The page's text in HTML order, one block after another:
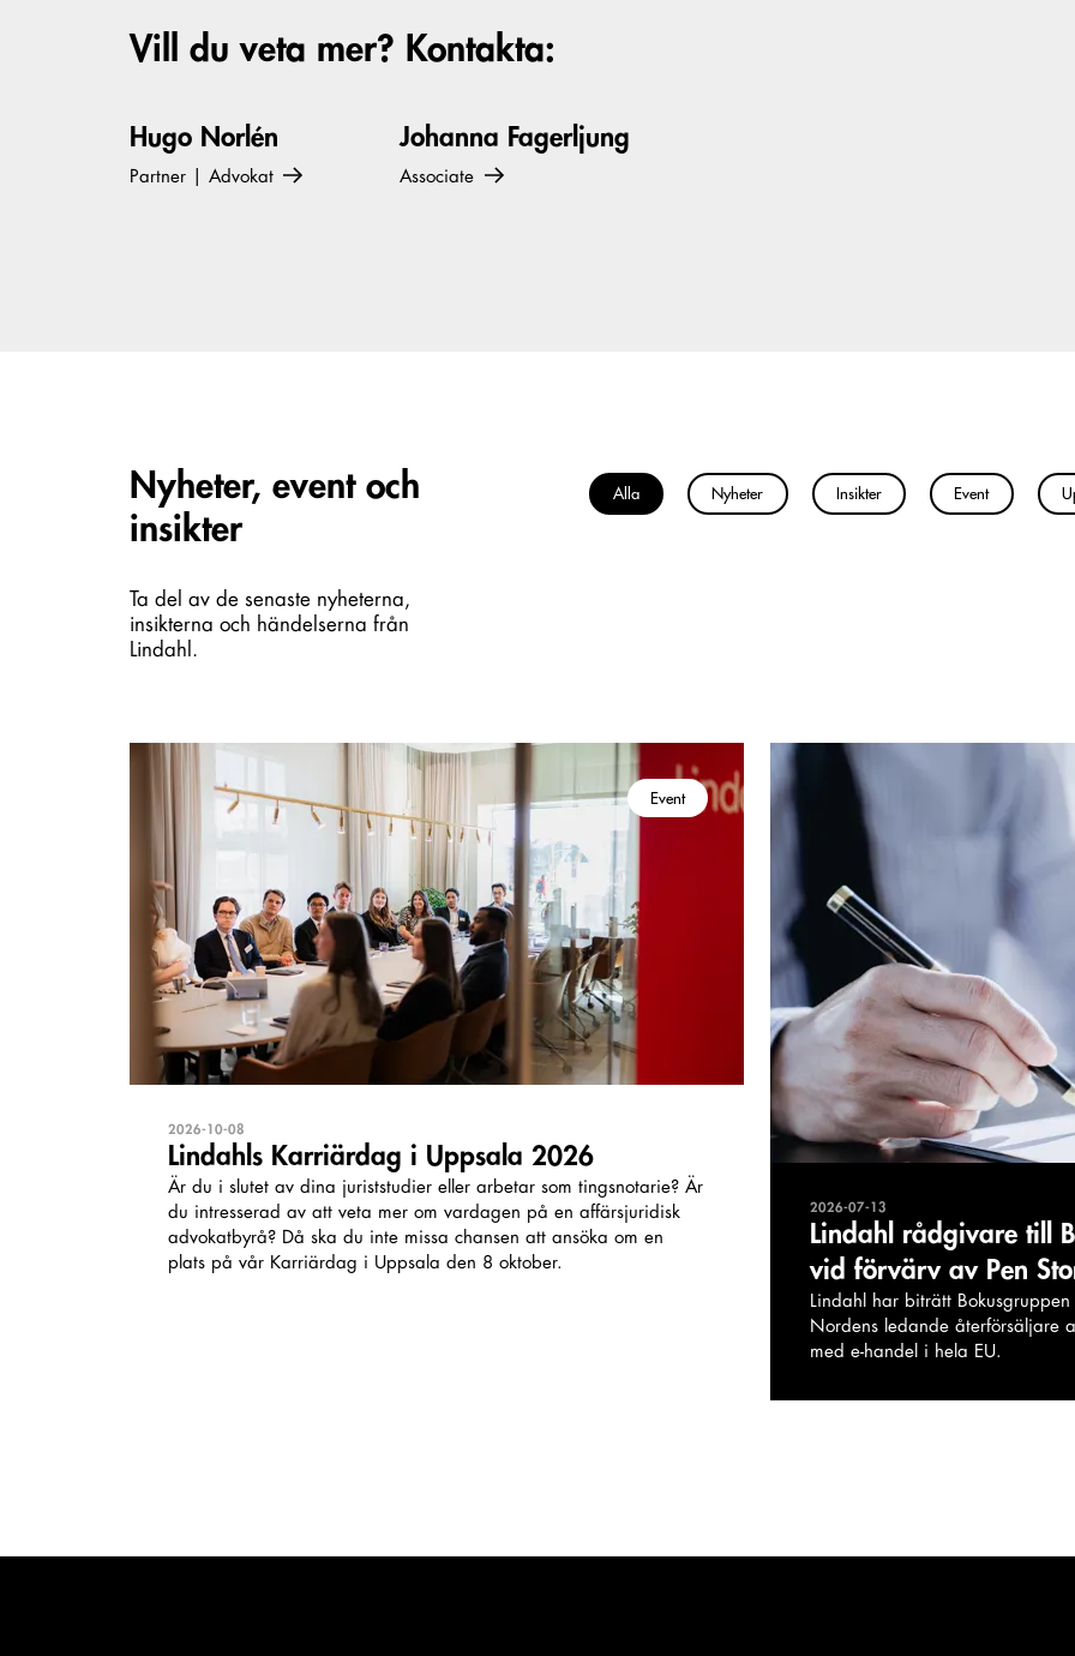
Vill du veta mer? Kontakta:
Hugo Norlén
Partner | Advokat
Johanna Fagerljung
Associate
Carousel items
Event
2026-10-08
Lindahls Karriärdag i Uppsala 2026
Är du i slutet av dina juriststudier eller arbetar som tingsnotarie? Är
du intresserad av att veta mer om vardagen på en affärsjuridisk
advokatbyrå? Då ska du inte missa chansen att ansöka om en
plats på vår Karriärdag i Uppsala den 8 oktober.
2026-07-13
Lindahl rådgivare till
vid förvärv av Pen
Lindahl har biträtt
Nordens ledande återförsäljare
med e-handel i hela EU.
Nyheter, event och
insikter
Ta del av de senaste nyheterna,
insikterna och händelserna från
Lindahl.
Alla Nyheter Insikter Event